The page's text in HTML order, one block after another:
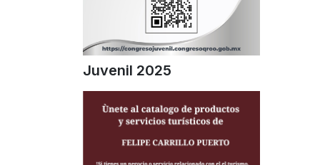
Juvenil 2025